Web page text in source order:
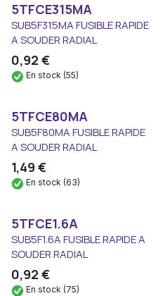
5TFCE315MA
SUB5F315MA FUSIBLE RAPIDE
A SOUDER RADIAL
0,92 €
En stock (55)
5TFCE80MA
SUB5F80MA FUSIBLE RAPIDE
A SOUDER RADIAL
1,49 €
En stock (63)
5TFCE1.6A
SUB5F1.6A FUSIBLE RAPIDE A
SOUDER RADIAL
0,92 €
En stock (75)